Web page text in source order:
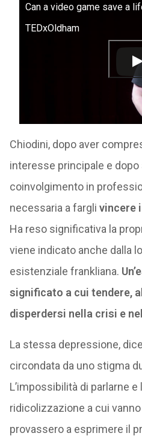
Can a video game save a
TEDxOldham
Chiodini, dopo aver
interesse principale e
coinvolgimento in
necessaria a fargli vincere
Ha reso significativa la
viene indicato anche dalla
esistenziale frankliana.
significato a cui tendere,
disperdersi nella crisi e
La stessa depressione,
circondata da uno stigma
L’impossibilità di parlarne e
ridicolizzazione a cui
provassero a esprimere il